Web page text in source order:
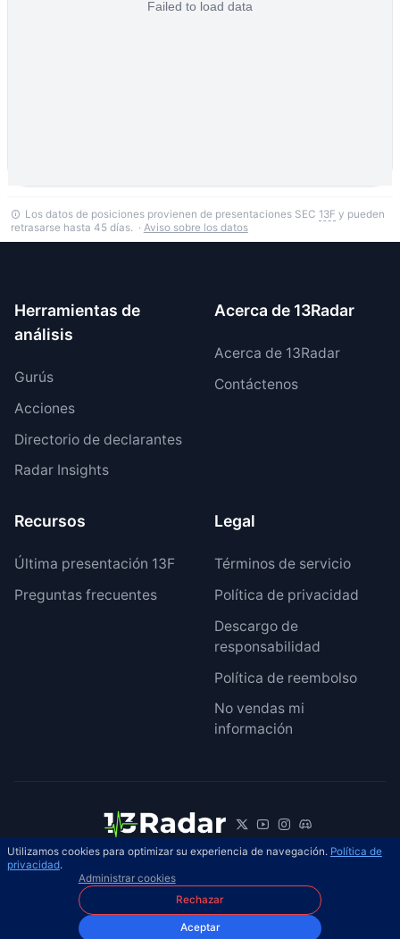
Los datos de posiciones provienen de presentaciones SEC 13F y pueden
retrasarse hasta 45 días. · Aviso sobre los datos
Herramientas de
análisis
Gurús
Acciones
Directorio de declarantes
Radar Insights
Acerca de 13Radar
Acerca de 13Radar
Contáctenos
Recursos
Última presentación 13F
Preguntas frecuentes
Legal
Términos de servicio
Política de privacidad
Descargo de
responsabilidad
Política de reembolso
No vendas mi
información
© 2026 13Radar. Reservados todos los
derechos.
Utilizamos cookies para optimizar su experiencia de navegación. Política de
privacidad.
Administrar cookies
Rechazar
Aceptar